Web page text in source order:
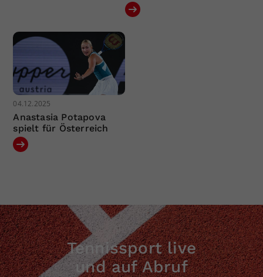
04.12.2025
Anastasia Potapova
spielt für Österreich
Tennissport live
und auf Abruf